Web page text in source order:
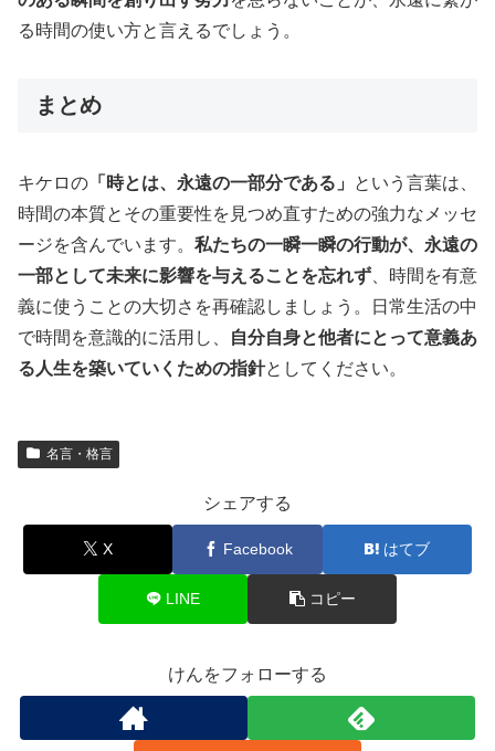
る時間の使い方と言えるでしょう。
まとめ
キケロの 「時とは、永遠の一部分である」
という言葉は、
時間の本質とその重要性を見つめ直すための強力なメッセ
ージを含んでいます。 私たちの一瞬一瞬の行動が、永遠の
一部として未来に影響を与えることを忘れず 、時間を有意
義に使うことの大切さを再確認しましょう。日常生活の中
で時間を意識的に活用し、
自分自身と他者にとって意義あ
る人生を築いていくための指針としてください。
名言・格言
シェアする
X Facebook はてブ
LINE コピー
けんをフォローする